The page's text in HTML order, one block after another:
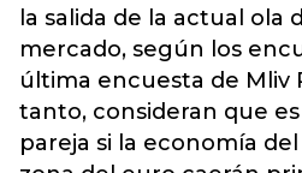
la salida de la actual ola
mercado, según los
última encuesta de Mliv
tanto, consideran que
pareja si la economía